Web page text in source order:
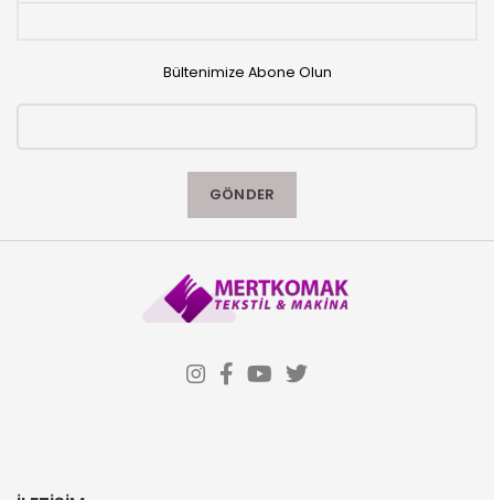
Bültenimize Abone Olun